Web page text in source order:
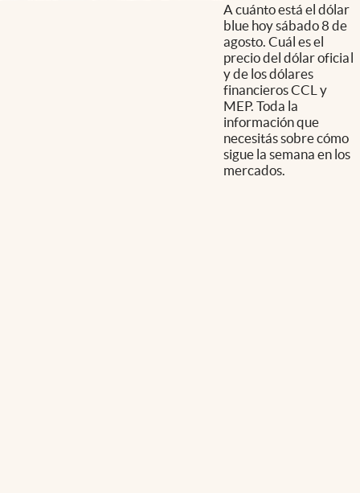
A cuánto está el dólar
blue hoy sábado 8 de
agosto. Cuál es el
precio del dólar oficial
y de los dólares
financieros CCL y
MEP. Toda la
información que
necesitás sobre cómo
sigue la semana en los
mercados.